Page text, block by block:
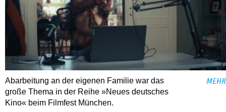
Abarbeitung an der eigenen Familie war das
große Thema in der Reihe »Neues deutsches
Kino« beim Filmfest München.
MEHR